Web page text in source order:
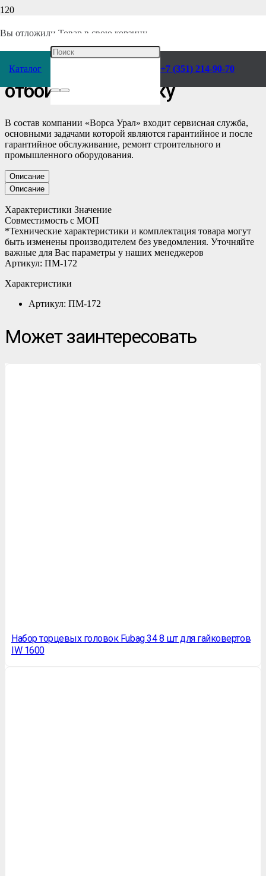
Вы отложили Товар в свою корзину.
Каталог +7 (351) 214-90-70
Запчасти отбойных молотков/
Вентиль МО-2Б-0102 к
отбойному молотку
В состав компании «Ворса Урал» входит сервисная служба,
основными задачами которой являются гарантийное и после
гарантийное обслуживание, ремонт строительного и
промышленного оборудования.
Описание
Описание
Характеристики Значение
Совместимость с МОП
*Технические характеристики и комплектация товара могут
быть изменены производителем без уведомления. Уточняйте
важные для Вас параметры у наших менеджеров
Артикул: ПМ-172
Характеристики
Артикул: ПМ-172
Может заинтересовать
Набор торцевых головок Fubag 34 8 шт для гайковертов
IW 1600